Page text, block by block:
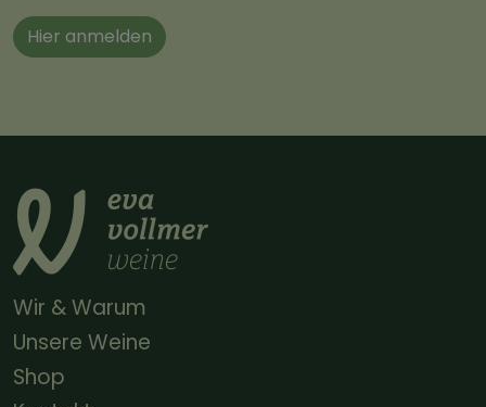
Hier anmelden
Wir & Warum
Unsere Weine
Shop